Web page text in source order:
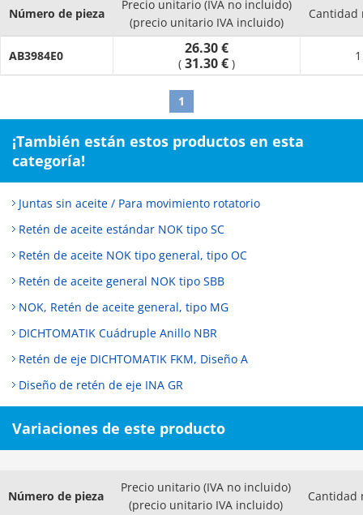
Número de pieza
Precio unitario (IVA no incluido)
(precio unitario IVA incluido)
Cantidad
AB3984E0 26.30 €
( 31.30 € )
1
¡También están estos productos en esta
categoría!
Juntas sin aceite / Para movimiento rotatorio
Retén de aceite estándar NOK tipo SC
Retén de aceite NOK tipo general, tipo OC
Retén de aceite general NOK tipo SBB
NOK, Retén de aceite general, tipo MG
DICHTOMATIK Cuádruple Anillo NBR
Retén de eje DICHTOMATIK FKM, Diseño A
Diseño de retén de eje INA GR
Variaciones de este producto
Número de pieza
Precio unitario (IVA no incluido)
(precio unitario IVA incluido)
Cantidad